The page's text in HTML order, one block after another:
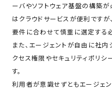
ーバやソフトウェア基盤の構築
はクラウドサービスが便利ですが
要件に合わせて慎重に選定する
また、エージェントが自由に社
クセス権限やセキュリティポリ
す。
利用者が意識せずともエージェ